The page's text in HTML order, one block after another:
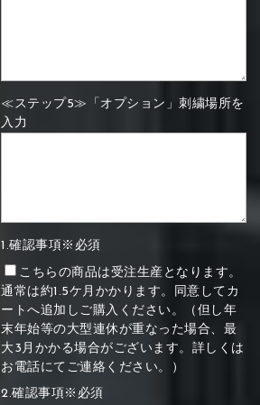
≪ステップ5≫「オプション」刺繍場所を
入力
1.確認事項※必須
こちらの商品は受注生産となります。
通常は約1.5ケ月かかります。同意してカ
ートへ追加しご購入ください。（但し年
末年始等の大型連休が重なった場合、最
大3月かかる場合がございます。詳しくは
お電話にてご連絡ください。）
2.確認事項※必須